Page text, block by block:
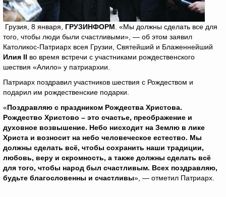
Грузия, 8 января, ГРУЗИНФОРМ . «Мы должны сделать все для
того, чтобы люди были счастливыми», — об этом заявил
Католикос-Патриарх всея Грузии, Святейший и Блаженнейший
Илия II во время встречи с участниками рождественского
шествия «Алило» у патриархии.
Патриарх поздравил участников шествия с Рождеством и
подарил им рождественские подарки.
«Поздравляю с праздником Рождества Христова.
Рождество Христово – это счастье, преображение и
духовное возвышение. Небо нисходит на Землю в лике
Христа и возносит на небо человеческое естество. Мы
должны сделать всё, чтобы сохранить наши традиции,
любовь, веру и скромность, а также должны сделать всё
для того, чтобы народ был счастливым. Всех поздравляю,
будьте благословенны и счастливы», — отметил Патриарх.